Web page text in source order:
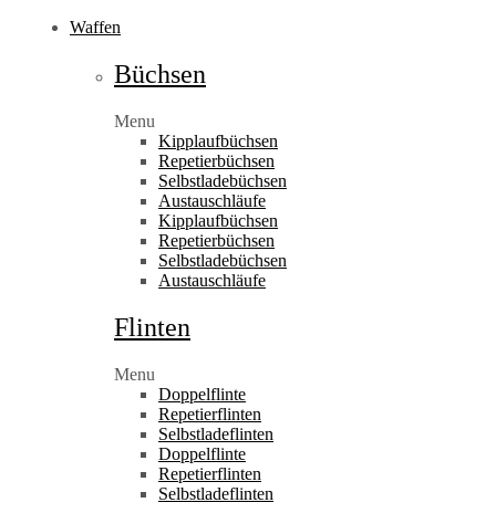
Waffen
Büchsen
Menu
Kipplaufbüchsen
Repetierbüchsen
Selbstladebüchsen
Austauschläufe
Kipplaufbüchsen
Repetierbüchsen
Selbstladebüchsen
Austauschläufe
Flinten
Menu
Doppelflinte
Repetierflinten
Selbstladeflinten
Doppelflinte
Repetierflinten
Selbstladeflinten